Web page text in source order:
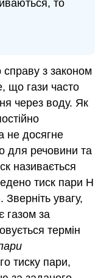
то
з законом
що гази часто
через воду. Як
не досягне
для речовини та
називається
тиск пари H
увагу,
газом за
термін
тиску пари,